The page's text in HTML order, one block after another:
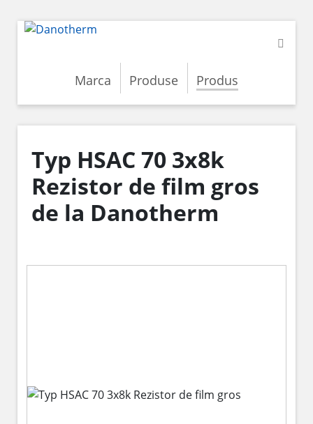
Marca Produse Produs
Typ HSAC 70 3x8k
Rezistor de film gros
de la Danotherm